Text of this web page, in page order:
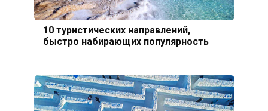
10 туристических направлений,
быстро набирающих популярность